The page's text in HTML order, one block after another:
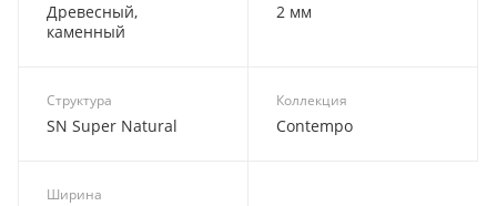
Древесный,
каменный
2 мм
Структура
SN Super Natural
Коллекция
Contempo
Ширина